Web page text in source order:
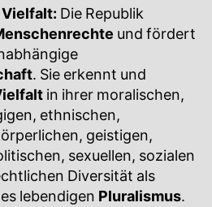
Die Republik
und fördert
. Sie erkennt und
in ihrer moralischen,
ethnischen,
geistigen,
sexuellen, sozialen
Diversität als
lebendigen Pluralismus.